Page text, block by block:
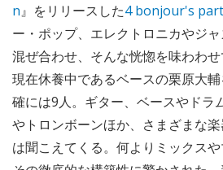
n』をリリースした4 bonjour's
ー・ポップ、エレクトロニカやジ
混ぜ合わせ、そんな恍惚を味わわせ
現在休養中であるベースの栗原大
確には9人。ギター、ベースやドラ
やトロンボーンほか、さまざまな
は聞こえてくる。何よりミックスや